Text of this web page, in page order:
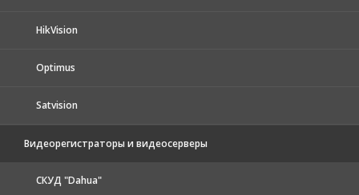
HikVision
Optimus
Satvision
Видеорегистраторы и видеосерверы
CКУД "Dahua"